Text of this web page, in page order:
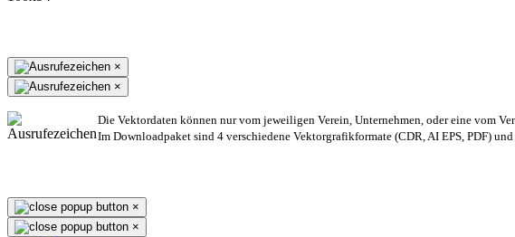
×
×
Die Vektordaten können nur vom jeweiligen Verein, Unternehmen, oder eine vom
Im Downloadpaket sind 4 verschiedene Vektorgrafikformate (CDR, AI EPS, PDF)
×
×